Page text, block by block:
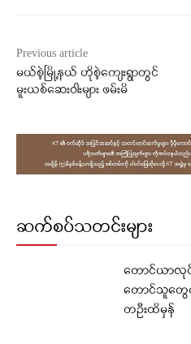
Previous article
မယ်စဲ့မြို့နယ် ဟိုစဲ့ကျေးရွာတွင်
မူးယစ်ဆေးဝါးများ ဖမ်းမိ
ဆက်စပ်သတင်းများ
တောင်ယာလု
တောင်သူတွေ
တဦးထိမှန်